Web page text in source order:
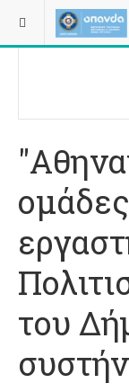
ΒΡΊΣΚΕΣΤΕ ΕΔΏ:
του